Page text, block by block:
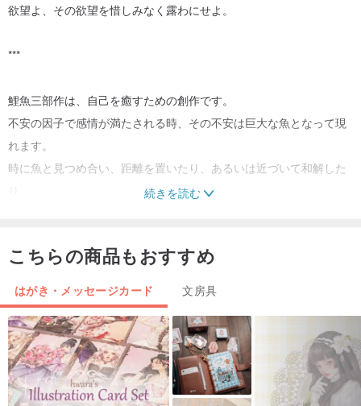
欲望よ、その欲望を惜しみなく露わにせよ。
***
鯉魚三部作は、自己を癒すための創作です。
不安の因子で感情が満たされる時、その不安は巨大な魚となって現
れます。
時に魚と見つめ合い、距離を置いたり、あるいは近づいて和解した
続きを読む
こちらの商品もおすすめ
はがき・メッセージカード 文房具